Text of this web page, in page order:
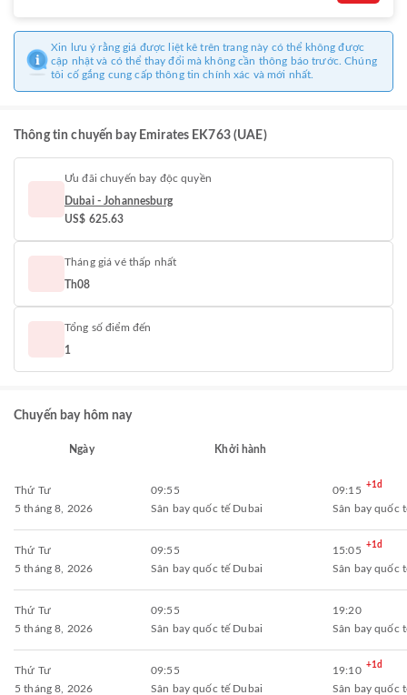
Xin lưu ý rằng giá được liệt kê trên trang này có thể không được
cập nhật và có thể thay đổi mà không cần thông báo trước. Chúng
tôi cố gắng cung cấp thông tin chính xác và mới nhất.
Thông tin chuyến bay Emirates EK763 (UAE)
Ưu đãi chuyến bay độc quyền
Dubai - Johannesburg
US$ 625.63
Tháng giá vé thấp nhất
Th08
Tổng số điểm đến
1
Chuyến bay hôm nay
Ngày Khởi hành
Thứ Tư
5 tháng 8, 2026
09:55
Sân bay quốc tế Dubai
09:15 +1d
Sân bay quốc
Thứ Tư
5 tháng 8, 2026
09:55
Sân bay quốc tế Dubai
15:05 +1d
Sân bay quốc
Thứ Tư
5 tháng 8, 2026
09:55
Sân bay quốc tế Dubai
19:20
Sân bay quốc
Thứ Tư
5 tháng 8, 2026
09:55
Sân bay quốc tế Dubai
19:10 +1d
Sân bay quốc